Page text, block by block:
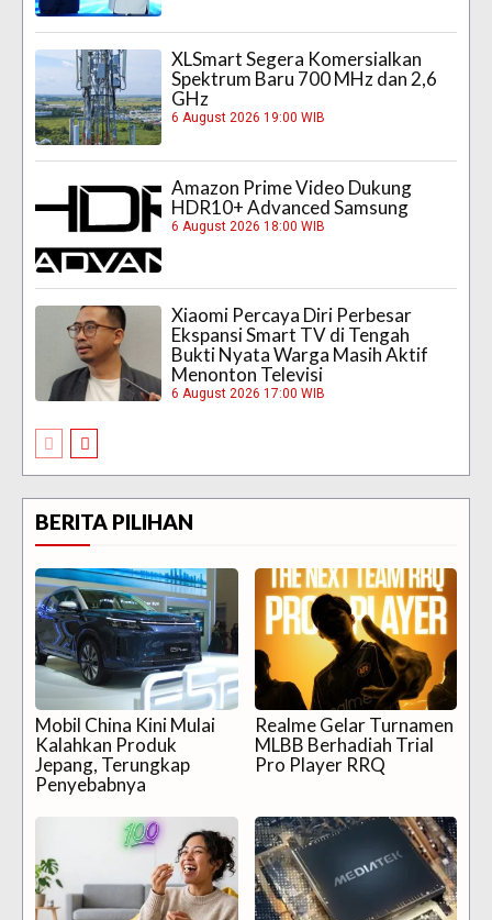
XLSmart Segera Komersialkan
Spektrum Baru 700 MHz dan 2,6
GHz
6 August 2026 19:00 WIB
Amazon Prime Video Dukung
HDR10+ Advanced Samsung
6 August 2026 18:00 WIB
Xiaomi Percaya Diri Perbesar
Ekspansi Smart TV di Tengah
Bukti Nyata Warga Masih Aktif
Menonton Televisi
6 August 2026 17:00 WIB
BERITA PILIHAN
Mobil China Kini Mulai
Kalahkan Produk
Jepang, Terungkap
Penyebabnya
Realme Gelar Turnamen
MLBB Berhadiah Trial
Pro Player RRQ